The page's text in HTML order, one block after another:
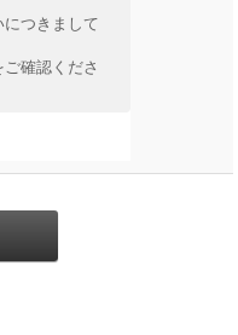
つきまして
ご確認くださ